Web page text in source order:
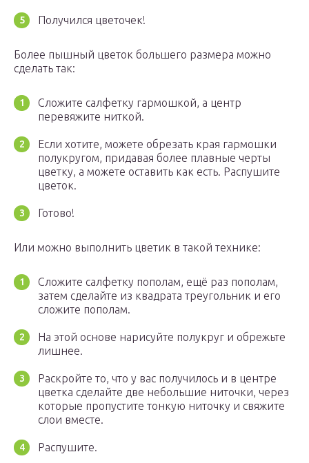
Получился цветочек!
Более пышный цветок большего размера можно
сделать так:
Сложите салфетку гармошкой, а центр
перевяжите ниткой.
Если хотите, можете обрезать края гармошки
полукругом, придавая более плавные черты
цветку, а можете оставить как есть. Распушите
цветок.
Готово!
Или можно выполнить цветик в такой технике:
Сложите салфетку пополам, ещё раз пополам,
затем сделайте из квадрата треугольник и его
сложите пополам.
На этой основе нарисуйте полукруг и обрежьте
лишнее.
Раскройте то, что у вас получилось и в центре
цветка сделайте две небольшие ниточки, через
которые пропустите тонкую ниточку и свяжите
слои вместе.
Распушите.